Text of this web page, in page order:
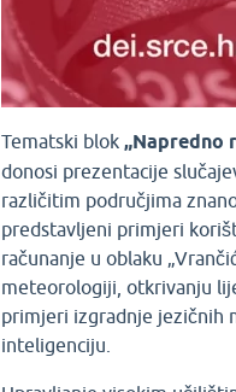
Tematski blok„Napredno
donosi prezentacije
različitim područjima
predstavljeni primjeri
računanje u oblaku
meteorologiji, otkrivanju
primjeri izgradnje jezičnih
inteligenciju.